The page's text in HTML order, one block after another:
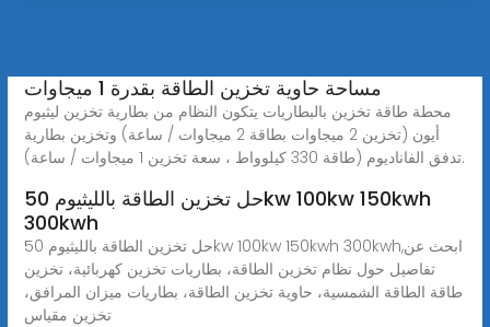
مساحة حاوية تخزين الطاقة بقدرة 1 ميجاوات
محطة طاقة تخزين بالبطاريات يتكون النظام من بطارية تخزين ليثيوم
أيون (تخزين 2 ميجاوات بطاقة 2 ميجاوات / ساعة) وتخزين بطارية
تدفق الفاناديوم (طاقة 330 كيلوواط ، سعة تخزين 1 ميجاوات / ساعة).
حل تخزين الطاقة بالليثيوم 50kw 100kw 150kwh
300kwh
حل تخزين الطاقة بالليثيوم 50kw 100kw 150kwh 300kwh,ابحث عن
تفاصيل حول نظام تخزين الطاقة، بطاريات تخزين كهربائية، تخزين
طاقة الطاقة الشمسية، حاوية تخزين الطاقة، بطاريات ميزان المرافق،
تخزين مقياس